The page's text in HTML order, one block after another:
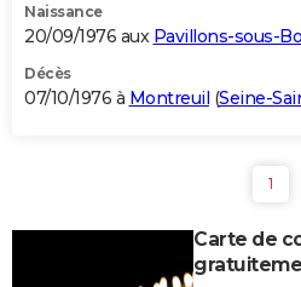
Naissance
20/09/1976 aux Pavillons-sous-
Décès
07/10/1976 à Montreuil (Seine-
1
Carte de